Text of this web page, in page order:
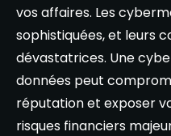
vos affaires. Les
sophistiquées, et leurs
dévastatrices. Une
données peut
réputation et exposer
risques financiers